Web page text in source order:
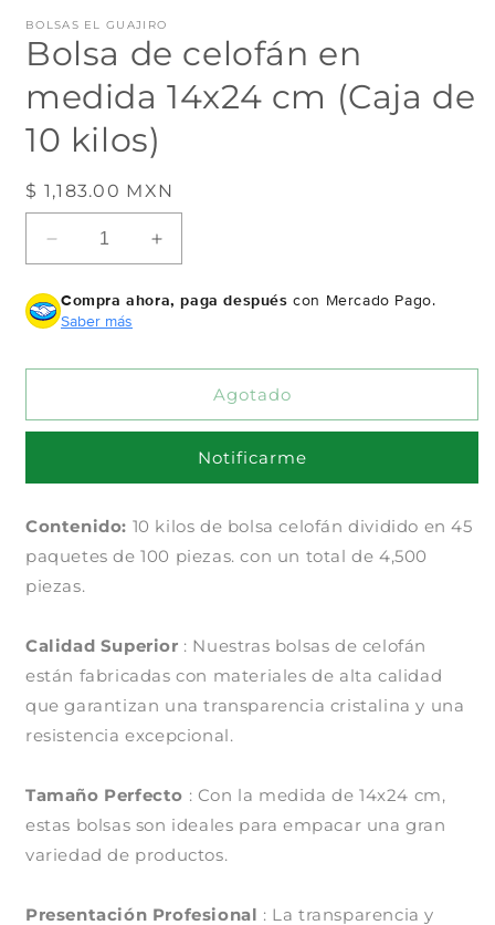
una
ventana
modal
BOLSAS EL GUAJIRO
Bolsa de celofán en
medida 14x24 cm (Caja de
10 kilos)
Precio
habitual
$ 1,183.00 MXN
Reducir
cantidad
para
Bolsa
celofán
14x24
(Caja
10
kilos)
Aumentar
cantidad
para
celofán
14x24
(Caja
10
kilos)
Compra ahora, paga después con Mercado Pago.
Saber más
Agotado
Notificarme
Contenido: 10 kilos de bolsa celofán dividido en 45
paquetes de 100 piezas. con un total de 4,500
piezas.
Calidad Superior : Nuestras bolsas de celofán
están fabricadas con materiales de alta calidad
que garantizan una transparencia cristalina y una
resistencia excepcional.
Tamaño Perfecto : Con la medida de 14x24 cm,
estas bolsas son ideales para empacar una gran
variedad de productos.
Presentación Profesional : La transparencia y
Compra ahora y paga a meses